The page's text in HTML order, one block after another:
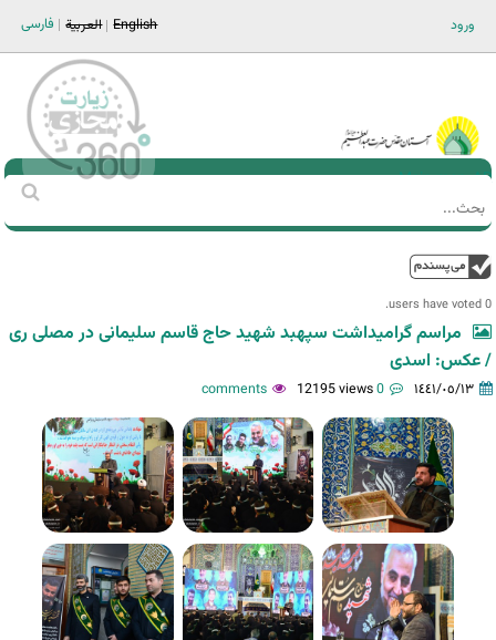
ورود فارسی العربية English
Main men-AR
استمارة
‏
0 users have voted.
مراسم گرامیداشت سپهبد شهید حاج قاسم سلیمانی در مصلی ری
/ عکس: اسدی
١٤٤١/٠٥/١٣ 0 comments
12195 views